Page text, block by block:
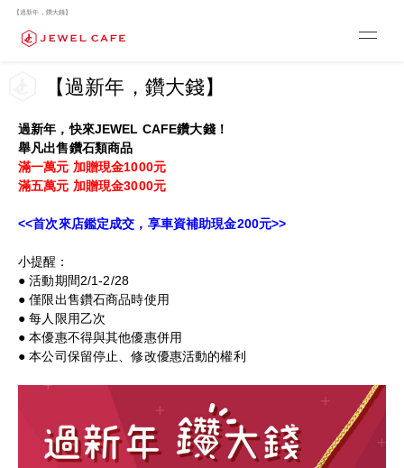
【過新年，鑽大錢】
【過新年，鑽大錢】
過新年，快來JEWEL CAFE鑽大錢！
舉凡出售鑽石類商品
滿一萬元 加贈現金1000元
滿五萬元 加贈現金3000元
<<首次來店鑑定成交，享車資補助現金200元>>
小提醒：
● 活動期間2/1-2/28
● 僅限出售鑽石商品時使用
● 每人限用乙次
● 本優惠不得與其他優惠併用
● 本公司保留停止、修改優惠活動的權利